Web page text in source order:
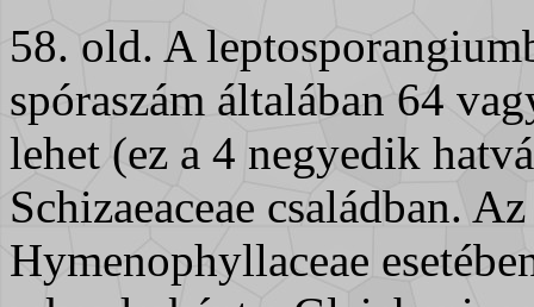
58. old. A
spóraszám általában 64
lehet (ez a 4 negyedik
Schizaeaceae családban.
Hymenophyllaceae